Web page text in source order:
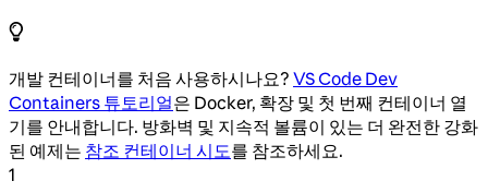
개발 컨테이너를 처음 사용하시나요? VS Code Dev
Containers 튜토리얼은 Docker, 확장 및 첫 번째 컨테이너 열
기를 안내합니다. 방화벽 및 지속적 볼륨이 있는 더 완전한 강화
된 예제는 참조 컨테이너 시도를 참조하세요.
1